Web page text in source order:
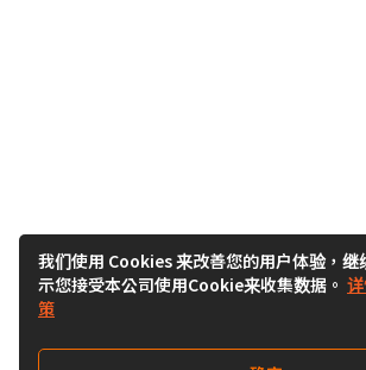
我们使用 Cookies 来改善您的用户体验，继
示您接受本公司使用Cookie来收集数据。
策